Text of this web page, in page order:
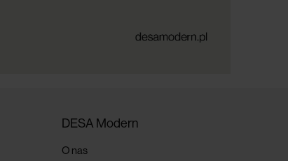
DESA Modern
O nas